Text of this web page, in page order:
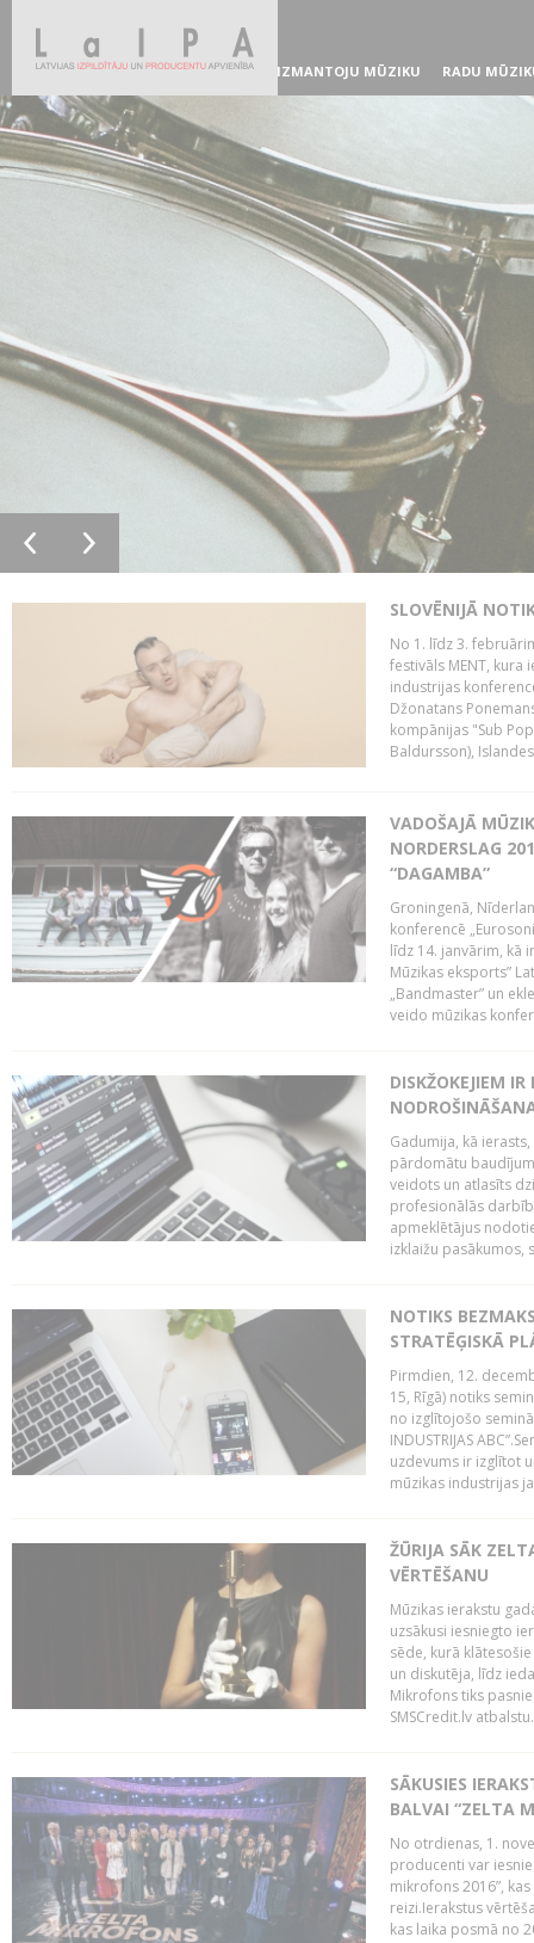
IZMANTOJU MŪZIKU RADU
SLOVĒNIJĀ
No 1. līdz 3.
festivāls MENT, kura
industrijas
Džonatans
kompānijas "Sub
Baldursson),
VADOŠAJĀ
NORDERSLAG
“DAGAMBA”
Groningenā,
konferencē
līdz 14. janvārim, kā
Mūzikas eksports”
„Bandmaster” un
veido mūzikas
DISKŽOKEJIEM
Gadumija, kā
pārdomātu
veidots un atlasīts
profesionālās
apmeklētājus
izklaižu pasākumos,
NOTIKS
STRATĒĢISKĀ
Pirmdien, 12.
15, Rīgā) notiks
no izglītojošo
INDUSTRIJAS
uzdevums ir izglītot
mūzikas industrijas
ŽŪRIJA SĀK
VĒRTĒŠANU
Mūzikas ierakstu
uzsākusi iesniegto
sēde, kurā
un diskutēja, līdz
Mikrofons tiks
SMSCredit.lv
SĀKUSIES
BALVAI “ZELTA
No otrdienas, 1.
producenti var
mikrofons 2016”,
reizi.Ierakstus
kas laika posmā no